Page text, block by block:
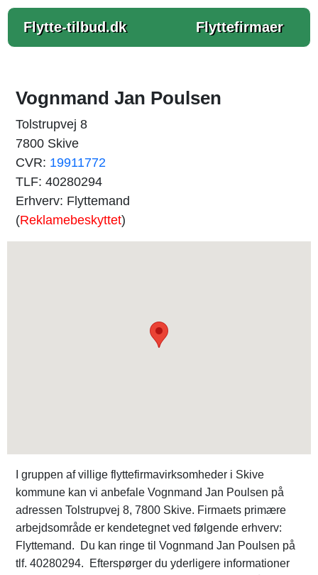
Flytte-tilbud.dk Flyttefirmaer
Vognmand Jan Poulsen
Tolstrupvej 8
7800 Skive
CVR: 19911772
TLF: 40280294
Erhverv: Flyttemand
(Reklamebeskyttet)
I gruppen af villige flyttefirmavirksomheder i Skive
kommune kan vi anbefale Vognmand Jan Poulsen på
adressen Tolstrupvej 8, 7800 Skive. Firmaets primære
arbejdsområde er kendetegnet ved følgende erhverv:
Flyttemand. Du kan ringe til Vognmand Jan Poulsen på
tlf. 40280294. Efterspørger du yderligere informationer